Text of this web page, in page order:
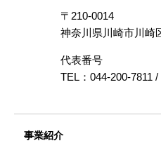
〒210-0014
神奈川県川崎市川崎
代表番号
TEL：044-200-7811
事業紹介